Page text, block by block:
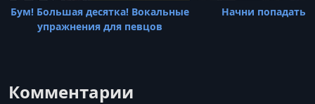
Бум! Большая десятка! Вокальные
упражнения для певцов
Начни попадать
Комментарии